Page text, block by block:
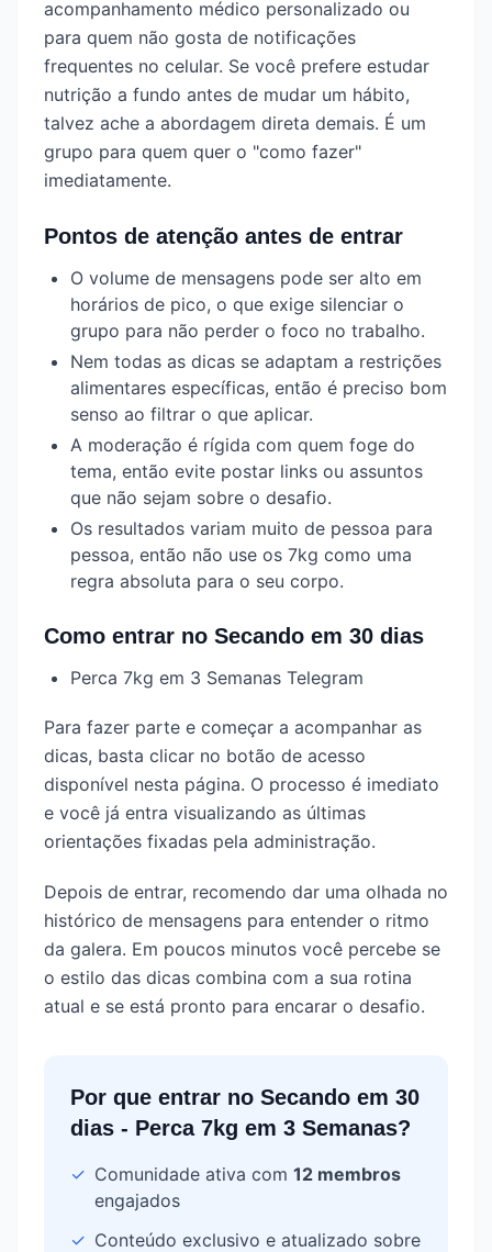
acompanhamento médico personalizado ou
para quem não gosta de notificações
frequentes no celular. Se você prefere estudar
nutrição a fundo antes de mudar um hábito,
talvez ache a abordagem direta demais. É um
grupo para quem quer o "como fazer"
imediatamente.
Pontos de atenção antes de entrar
O volume de mensagens pode ser alto em
horários de pico, o que exige silenciar o
grupo para não perder o foco no trabalho.
Nem todas as dicas se adaptam a restrições
alimentares específicas, então é preciso bom
senso ao filtrar o que aplicar.
A moderação é rígida com quem foge do
tema, então evite postar links ou assuntos
que não sejam sobre o desafio.
Os resultados variam muito de pessoa para
pessoa, então não use os 7kg como uma
regra absoluta para o seu corpo.
Como entrar no Secando em 30 dias
Perca 7kg em 3 Semanas Telegram
Para fazer parte e começar a acompanhar as
dicas, basta clicar no botão de acesso
disponível nesta página. O processo é imediato
e você já entra visualizando as últimas
orientações fixadas pela administração.
Depois de entrar, recomendo dar uma olhada no
histórico de mensagens para entender o ritmo
da galera. Em poucos minutos você percebe se
o estilo das dicas combina com a sua rotina
atual e se está pronto para encarar o desafio.
Por que entrar no Secando em 30
dias - Perca 7kg em 3 Semanas?
✓ Comunidade ativa com 12 membros
engajados
✓ Conteúdo exclusivo e atualizado sobre